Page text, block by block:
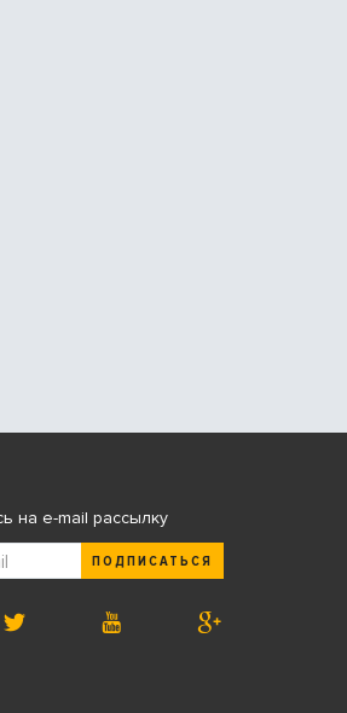
на e-mail рассылку
ПОДПИСАТЬСЯ